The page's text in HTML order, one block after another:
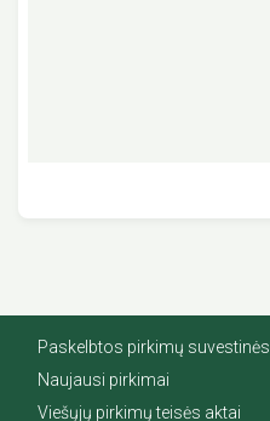
Paskelbtos pirkimų suvestinės
Naujausi pirkimai
Viešųjų pirkimų teisės aktai